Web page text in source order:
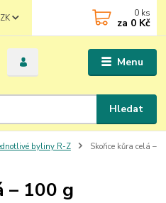
Menu
Hledat
0 ks
za 0 Kč
byliny R-Z
Skořice kůra celá –
– 100 g